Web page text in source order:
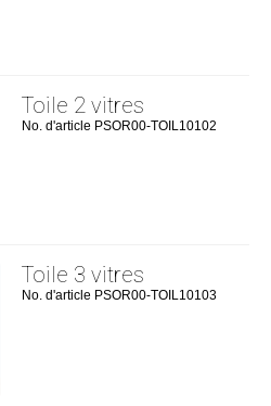
Toile 2 vitres
No. d'article PSOR00-TOIL10102
Toile 3 vitres
No. d'article PSOR00-TOIL10103